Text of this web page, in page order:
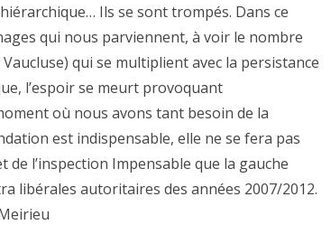
Ils se sont trompés. Dans ce
qui nous parviennent, à voir le nombre
qui se multiplient avec la persistance
l’espoir se meurt provoquant
où nous avons tant besoin de la
est indispensable, elle ne se fera pas
l’inspection Impensable que la gauche
libérales autoritaires des années 2007/2012.